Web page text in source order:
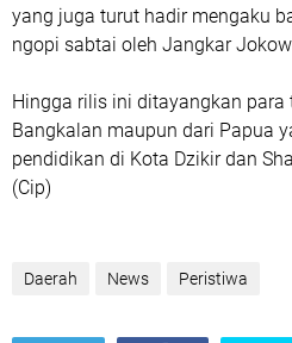
yang juga turut hadir mengaku
ngopi sabtai oleh Jangkar
Hingga rilis ini ditayangkan
Bangkalan maupun dari Papua
pendidikan di Kota Dzikir dan
(Cip)
Daerah News Peristiwa